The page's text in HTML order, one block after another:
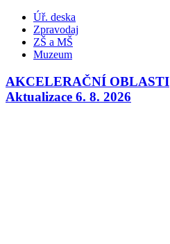
Úř. deska
Zpravodaj
ZŠ a MŠ
Muzeum
AKCELERAČNÍ OBLASTI
Aktualizace 6. 8. 2026